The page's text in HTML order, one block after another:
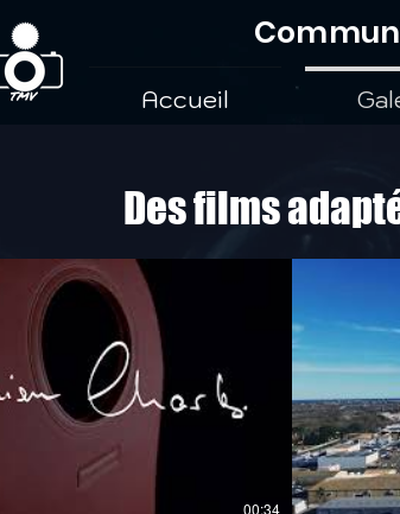
Accueil
Des films
00:34